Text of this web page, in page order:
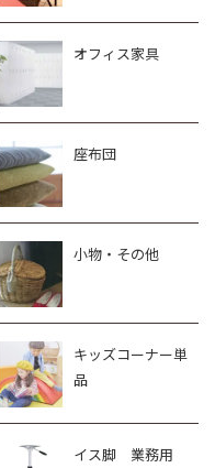
オフィス家具
座布団
小物・その他
キッズコーナー単
品
イス脚 業務用